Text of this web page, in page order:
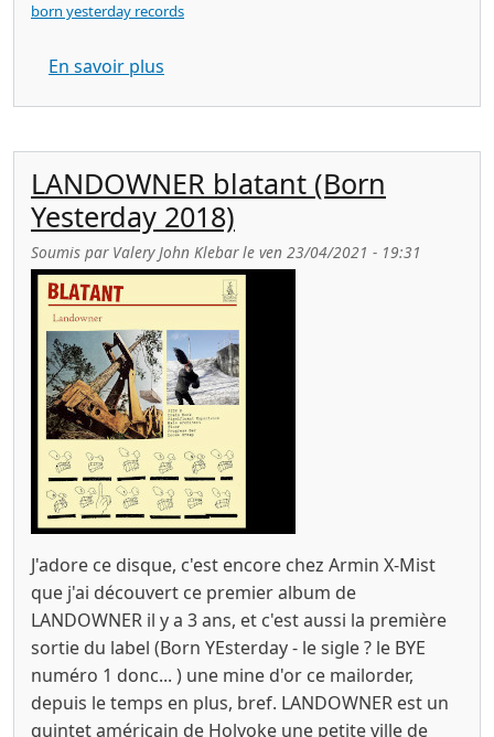
born yesterday records
En savoir plus
LANDOWNER blatant (Born
Yesterday 2018)
Soumis par Valery John Klebarle ven 23/04/2021 - 19:31
J'adore ce disque, c'est encore chez Armin X-Mist
que j'ai découvert ce premier album de
LANDOWNER il y a 3 ans, et c'est aussi la première
sortie du label (Born YEsterday - le sigle ? le BYE
numéro 1 donc... ) une mine d'or ce mailorder,
depuis le temps en plus, bref. LANDOWNER est un
quintet américain de Holyoke une petite ville de